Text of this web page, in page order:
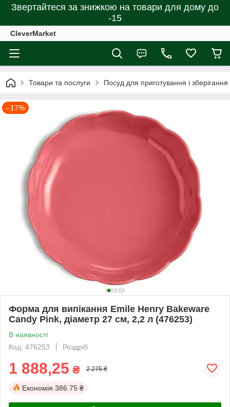
Звертайтеся за знижкою на товари для дому до
-15
CleverMarket
Товари та послуги Посуд для приготування і зберігання
–17%
Форма для випікання Emile Henry Bakeware
Candy Pink, діаметр 27 см, 2,2 л (476253)
В наявності
Код: 476253
Роздріб
1 888,25 ₴ 2 275 ₴
Економія 386.75 ₴